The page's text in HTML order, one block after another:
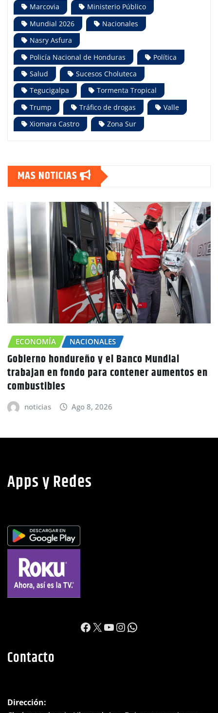
Marcovia
Ministerio Público
Mundial 2026
Nacionales
Nasry Asfura
Policía Nacional de Honduras
Política
Salud
Sucesos Choluteca
Tegucigalpa
Tormenta Tropical
Trump
Tráfico de drogas
Valle
Xiomara Castro
Zona Sur
MAS NOTICIAS
aumentos en
CHOLUTECA ZONA SUR
Canícula agravaría la sequía
noticias
Apps y Redes
https://
X YouTube
Instagram
WhatsApp
Contacto
Dirección: